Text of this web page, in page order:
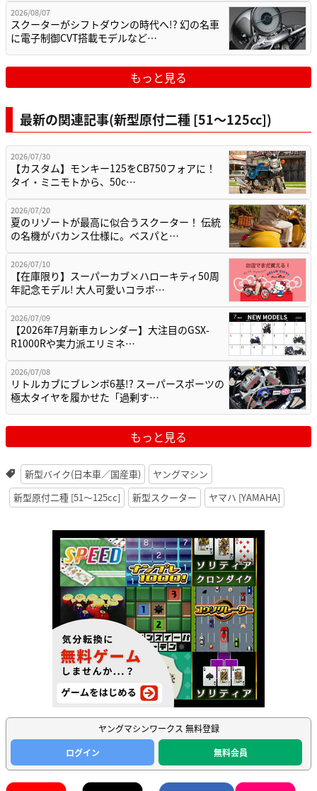
2026/08/07
スクーターがシフトダウンの時代へ!? 幻の名車
に電子制御CVT搭載モデルなど…
もっと見る
最新の関連記事(新型原付二種 [51〜125cc])
2026/07/30
【カスタム】モンキー125をCB750フォアに！
タイ・ミニモトから、50c…
2026/07/20
夏のリゾートが最高に似合うスクーター！ 伝統
の名機がバカンス仕様に。ベスパと…
2026/07/10
【在庫限り】スーパーカブ×ハローキティ50周
年記念モデル! 大人可愛いコラボ…
2026/07/09
【2026年7月新車カレンダー】大注目のGSX-
R1000Rや実力派エリミネ…
2026/07/08
リトルカブにブレンボ6基!? スーパースポーツの
極太タイヤを履かせた「過剰す…
もっと見る
新型バイク(日本車／国産車)
ヤングマシン
新型原付二種 [51〜125cc]
新型スクーター ヤマハ [YAMAHA]
ヤングマシンワークス 無料登録
ログイン
無料会員